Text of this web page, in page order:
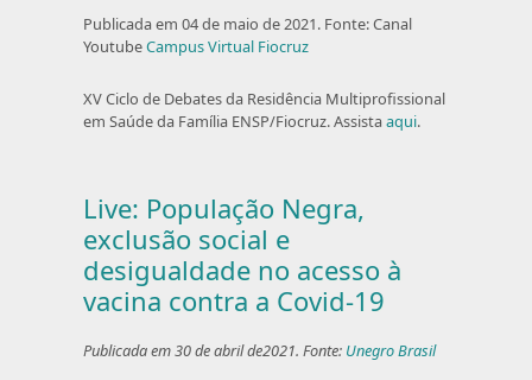
Publicada em 04 de maio de 2021. Fonte: Canal
YoutubeCampus Virtual Fiocruz
XV Ciclo de Debates da Residência Multiprofissional
em Saúde da Família ENSP/Fiocruz. Assista aqui.
Live: População Negra,
exclusão social e
desigualdade no acesso à
vacina contra a Covid-19
Publicada em 30 de abril de2021. Fonte: Unegro Brasil